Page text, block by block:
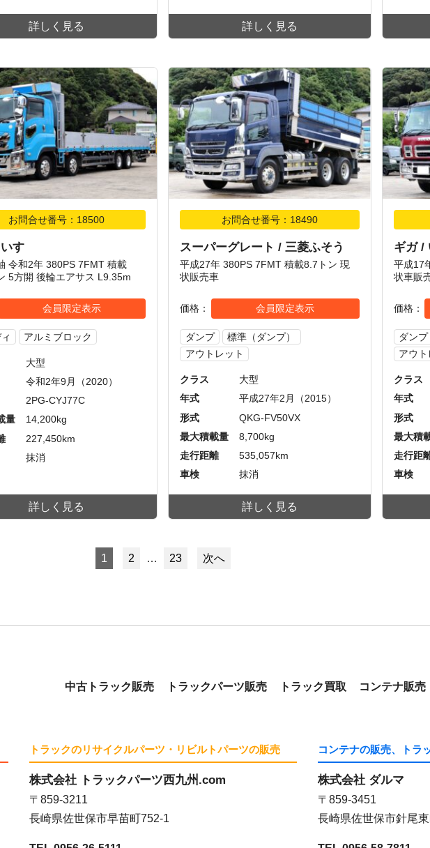
詳しく見る 詳しく見る
お問合せ番号：18500
すゞ
令和2年 380PS 7FMT 積載
5方開 後輪エアサス L9.35m
会員限定表示
アルミブロック
大型
令和2年9月（2020）
2PG-CYJ77C
量
14,200kg
227,450km
抹消
詳しく見る
お問合せ番号：18490
スーパーグレート / 三菱ふそう
平成27年 380PS 7FMT 積載8.7トン 現
状販売車
価格 会員限定表示
ダンプ
標準（ダンプ）
アウトレット
クラス
大型
年式
平成27年2月（2015）
形式
QKG-FV50VX
最大積載量
8,700kg
走行距離
535,057km
車検
抹消
詳しく見る
ギガ /
平成17
状車販
価格
ダンプ
アウト
クラス
年式
形式
最大積
走行距
車検
1 2 … 23 次へ
中古トラック販売 トラックパーツ販売 トラック買取 コンテナ販売
トラックのリサイクルパーツ・リビルトパーツの販売
株式会社 トラックパーツ西九州.com
〒859-3211
長崎県佐世保市早苗町752-1
コンテナの販売、トラ
株式会社 ダルマ
〒859-3451
長崎県佐世保市針尾